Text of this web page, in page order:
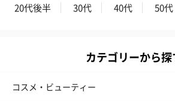
20代後半 30代 40代 50代
カテゴリーから探
コスメ・ビューティー